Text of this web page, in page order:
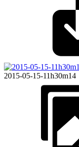
2015-05-15-11h30m14